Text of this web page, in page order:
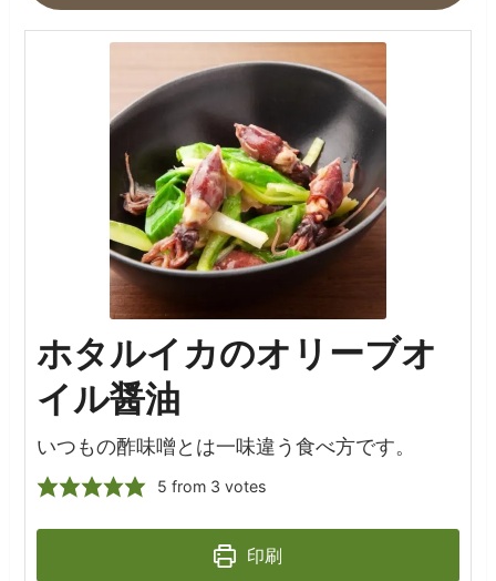
ホタルイカのオリーブオ
イル醤油
いつもの酢味噌とは一味違う食べ方です。
5 from 3 votes
印刷